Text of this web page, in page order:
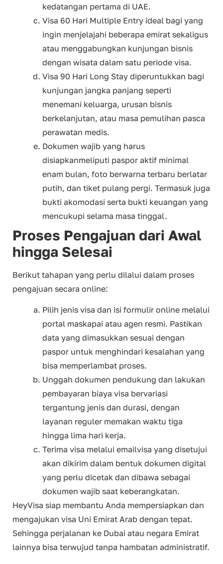
kedatangan pertama di UAE.
Visa 60 Hari Multiple Entry ideal bagi yang
ingin menjelajahi beberapa emirat sekaligus
atau menggabungkan kunjungan bisnis
dengan wisata dalam satu periode visa.
Visa 90 Hari Long Stay diperuntukkan bagi
kunjungan jangka panjang seperti
menemani keluarga, urusan bisnis
berkelanjutan, atau masa pemulihan pasca
perawatan medis.
Dokumen wajib yang harus
disiapkanmeliputi paspor aktif minimal
enam bulan, foto berwarna terbaru berlatar
putih, dan tiket pulang pergi. Termasuk juga
bukti akomodasi serta bukti keuangan yang
mencukupi selama masa tinggal.
Proses Pengajuan dari Awal
hingga Selesai
Berikut tahapan yang perlu dilalui dalam proses
pengajuan secara online:
Pilih jenis visa dan isi formulir online melalui
portal maskapai atau agen resmi. Pastikan
data yang dimasukkan sesuai dengan
paspor untuk menghindari kesalahan yang
bisa memperlambat proses.
Unggah dokumen pendukung dan lakukan
pembayaran biaya visa bervariasi
tergantung jenis dan durasi, dengan
layanan reguler memakan waktu tiga
hingga lima hari kerja.
Terima visa melalui emailvisa yang disetujui
akan dikirim dalam bentuk dokumen digital
yang perlu dicetak dan dibawa sebagai
dokumen wajib saat keberangkatan.
HeyVisa siap membantu Anda mempersiapkan dan
mengajukan visa Uni Emirat Arab dengan tepat.
Sehingga perjalanan ke Dubai atau negara Emirat
lainnya bisa terwujud tanpa hambatan administratif.